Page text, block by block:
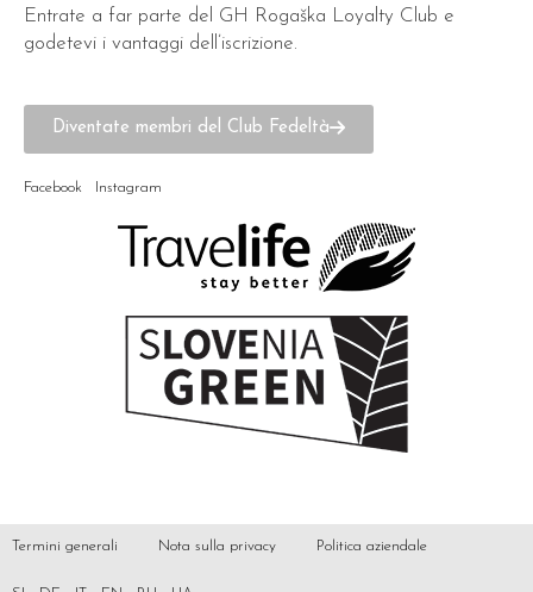
Entrate a far parte del GH Rogaška Loyalty Club e
godetevi i vantaggi dell’iscrizione.
Diventate membri del Club Fedeltà
Facebook Instagram
Termini generali Nota sulla privacy Politica aziendale